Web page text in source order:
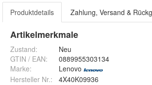
Produktdetails Zahlung, Versand &
Artikelmerkmale
Zustand:
Neu
GTIN / EAN:
0889955303134
Marke:
Lenovo
Hersteller Nr.:
4X40K09936